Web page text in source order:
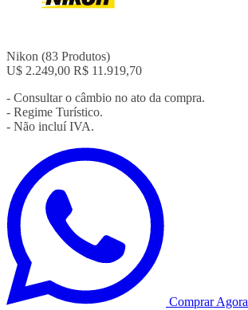
Nikon (83 Produtos)
U$ 2.249,00 R$ 11.919,70
- Consultar o câmbio no ato da compra.
- Regime Turístico.
- Não incluí IVA.
Comprar Agora